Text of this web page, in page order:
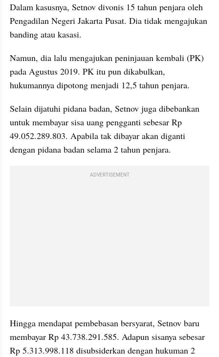
Dalam kasusnya, Setnov divonis 15 tahun penjara oleh
Pengadilan Negeri Jakarta Pusat. Dia tidak mengajukan
banding atau kasasi.
Namun, dia lalu mengajukan peninjauan kembali (PK)
pada Agustus 2019. PK itu pun dikabulkan,
hukumannya dipotong menjadi 12,5 tahun penjara.
Selain dijatuhi pidana badan, Setnov juga dibebankan
untuk membayar sisa uang pengganti sebesar Rp
49.052.289.803. Apabila tak dibayar akan diganti
dengan pidana badan selama 2 tahun penjara.
ADVERTISEMENT
Hingga mendapat pembebasan bersyarat, Setnov baru
membayar Rp 43.738.291.585. Adapun sisanya sebesar
Rp 5.313.998.118 disubsiderkan dengan hukuman 2